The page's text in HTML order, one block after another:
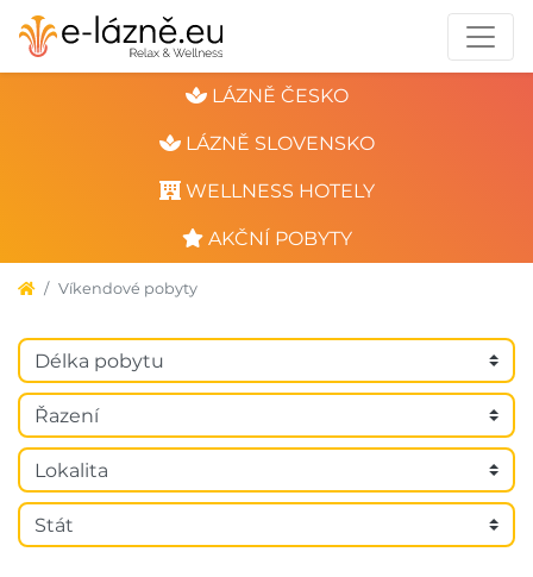
LÁZNĚ ČESKO
LÁZNĚ SLOVENSKO
WELLNESS HOTELY
AKČNÍ POBYTY
Víkendové pobyty